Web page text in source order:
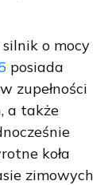
o mocy
posiada
zupełności
a także
koła
zimowych